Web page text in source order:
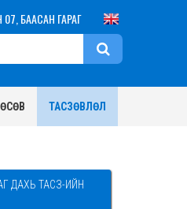
БААСАН ГАРАГ
ТАСЗӨВЛӨЛ
ДАХЬ ТАСЗ-ИЙН